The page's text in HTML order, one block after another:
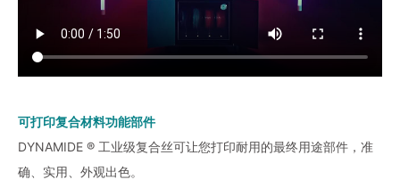
可打印复合材料功能部件
DYNAMIDE ® 工业级复合丝可让您打印耐用的最终用途部件，准
确、实用、外观出色。